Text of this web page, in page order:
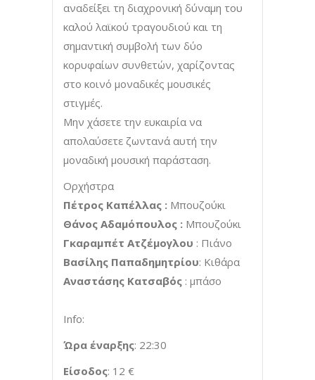
αναδείξει τη διαχρονική δύναμη του
καλού λαϊκού τραγουδιού και τη
σημαντική συμβολή των δύο
κορυφαίων συνθετών, χαρίζοντας
στο κοινό μοναδικές μουσικές
στιγμές.
Μην χάσετε την ευκαιρία να
απολαύσετε ζωντανά αυτή την
μοναδική μουσική παράσταση.
Ορχήστρα
Πέτρος Καπέλλας : Μπουζούκι
Θάνος Αδαμόπουλος : Μπουζούκι
Γκαραμπέτ Ατζέμογλου : Πιάνο
Bασίλης Παπαδημητρίου: Κιθάρα
Αναστάσης Κατσαβός : μπάσο
Info:
Ώρα έναρξης: 22:30
Είσοδος: 12 €